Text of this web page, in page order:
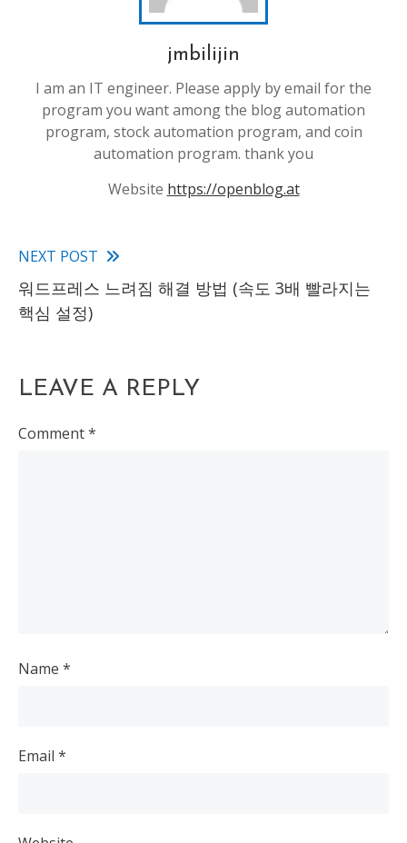
jmbilijin
I am an IT engineer. Please apply by email for the
program you want among the blog automation
program, stock automation program, and coin
automation program. thank you
Website https://openblog.at
Read
more
NEXT POST
워드프레스 느려짐 해결 방법 (속도 3배 빨라지는
핵심 설정)
LEAVE A REPLY
Comment*
Name *
Email *